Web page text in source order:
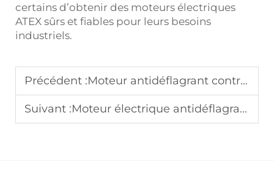
certains d’obtenir des moteurs électriques
ATEX sûrs et fiables pour leurs besoins
industriels.
Précédent :Moteur antidéflagrant contre moteur étanche aux flammes : principales distinctions
Suivant :Moteur électrique antidéflagrant : efficacité IE2 vs. IE3 vs. IE4